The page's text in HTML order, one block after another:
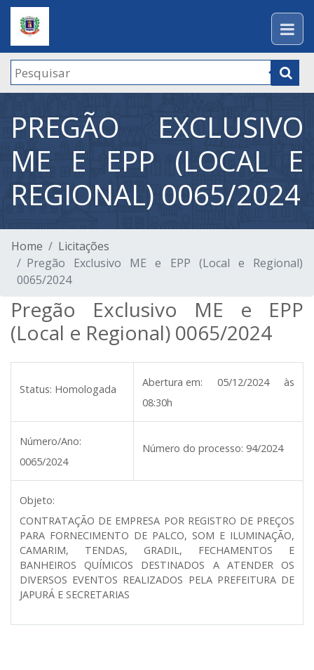
PREGÃO EXCLUSIVO
ME E EPP (LOCAL E
REGIONAL) 0065/2024
Home
Licitações
Pregão Exclusivo ME e EPP (Local e Regional)
0065/2024
Pregão Exclusivo ME e EPP
(Local e Regional) 0065/2024
Status: Homologada
Abertura em:
05/12/2024 às
08:30h
Número/Ano:
0065/2024
Número do processo: 94/2024
Objeto:
CONTRATAÇÃO DE EMPRESA POR REGISTRO DE PREÇOS
PARA FORNECIMENTO DE PALCO, SOM E ILUMINAÇÃO,
CAMARIM, TENDAS, GRADIL, FECHAMENTOS E
BANHEIROS QUÍMICOS DESTINADOS A ATENDER OS
DIVERSOS EVENTOS REALIZADOS PELA PREFEITURA DE
JAPURÁ E SECRETARIAS